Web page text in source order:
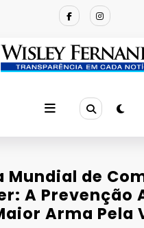
Mundial de
A Prevenção
Arma Pela